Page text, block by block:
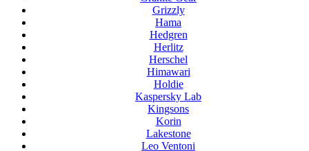
Grizzly
Hama
Hedgren
Herlitz
Herschel
Himawari
Holdie
Kaspersky Lab
Kingsons
Korin
Lakestone
Leo Ventoni